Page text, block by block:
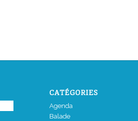
CATÉGORIES
Agenda
Balade